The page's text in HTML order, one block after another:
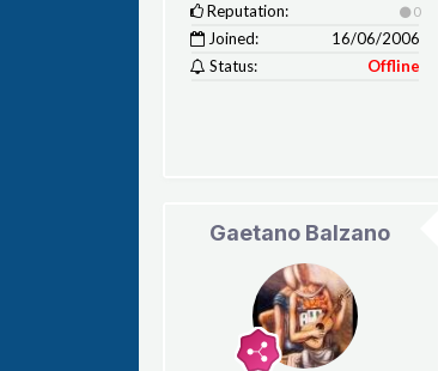
Reputation:
0
Joined:
16/06/2006
Status:
Offline
Gaetano Balzano